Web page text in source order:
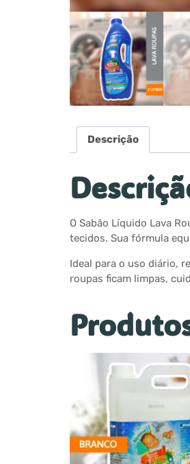
Descrição
O Sabão Líquido Lava
tecidos. Sua fórmula
Ideal para o uso diário,
roupas ficam limpas,